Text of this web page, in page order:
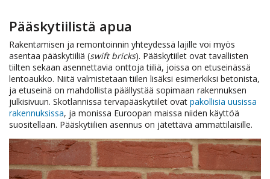
Pääskytiilistä apua
Rakentamisen ja remontoinnin yhteydessä lajille voi myös
asentaa pääskytiiliä (swift bricks). Pääskytiilet ovat tavallisten
tiilten sekaan asennettavia onttoja tiiliä, joissa on etuseinässä
lentoaukko. Niitä valmistetaan tiilen lisäksi esimerkiksi betonista,
ja etuseinä on mahdollista päällystää sopimaan rakennuksen
julkisivuun. Skotlannissa tervapääskytiilet ovat pakollisia uusissa
rakennuksissa, ja monissa Euroopan maissa niiden käyttöä
suositellaan. Pääskytiilien asennus on jätettävä ammattilaisille.